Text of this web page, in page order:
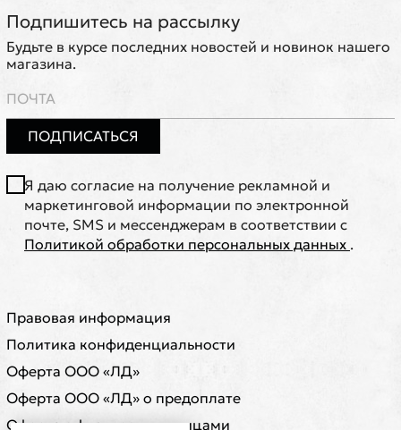
Подпишитесь на рассылку
Будьте в курсе последних новостей и новинок нашего
магазина.
ПОДПИСАТЬСЯ
Я даю согласие на получение рекламной и
маркетинговой информации по электронной
почте, SMS и мессенджерам в соответствии с
Политикой обработки персональных данных .
Правовая информация
Политика конфиденциальности
Оферта ООО «ЛД»
Оферта ООО «ЛД» о предоплате
Оферта с физическими лицами